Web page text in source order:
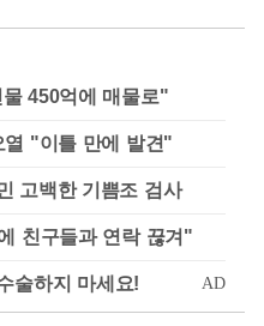
450억에 매물로"
열 "이틀 만에 발견"
고백한 기쁨조 검사
친구들과 연락 끊겨"